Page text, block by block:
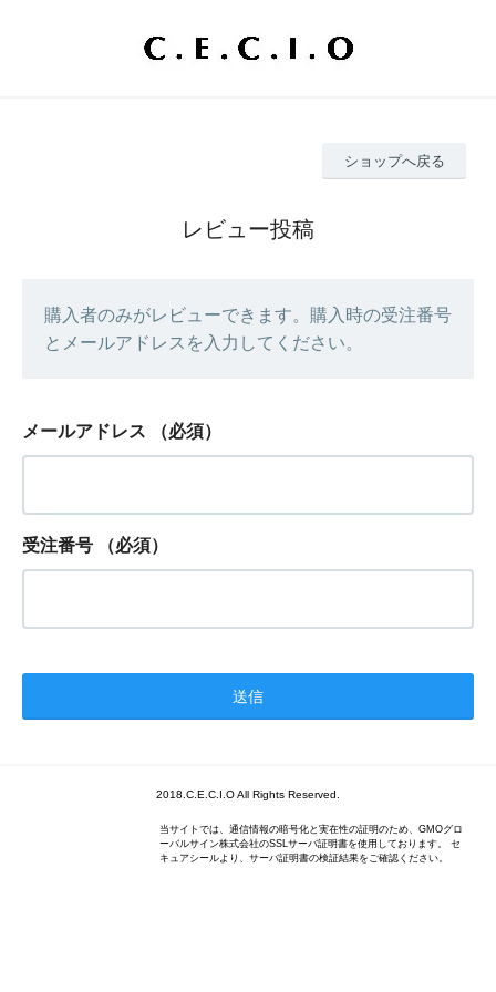
ショップへ戻る
レビュー投稿
購入者のみがレビューできます。購入時の受注番号
とメールアドレスを入力してください。
メールアドレス （必須）
受注番号 （必須）
2018.C.E.C.I.O All Rights Reserved.
当サイトでは、通信情報の暗号化と実在性の証明のため、GMOグロ
ーバルサイン株式会社のSSLサーバ証明書を使用しております。 セ
キュアシールより、サーバ証明書の検証結果をご確認ください。